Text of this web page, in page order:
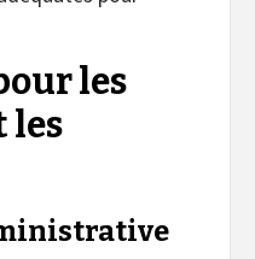
les
les